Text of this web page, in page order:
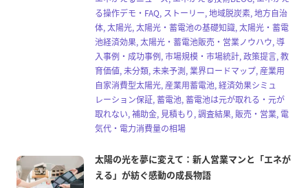
る操作デモ・FAQ, ストーリー, 地域脱炭素, 地方自治
体, 太陽光, 太陽光・蓄電池の基礎知識, 太陽光・蓄電
池経済効果, 太陽光・蓄電池販売・営業ノウハウ, 導
入事例・成功事例, 市場規模・市場統計, 政策提言, 教
育価値, 未分類, 未来予測, 業界ロードマップ, 産業用
自家消費型太陽光, 産業用蓄電池, 経済効果シミュ
レーション保証, 蓄電池, 蓄電池は元が取れる・元が
取れない, 補助金, 見積もり, 調査結果, 販売・営業, 電
気代・電力消費量の相場
太陽の光を夢に変えて：新人営業マンと「エネが
える」が紡ぐ感動の成長物語